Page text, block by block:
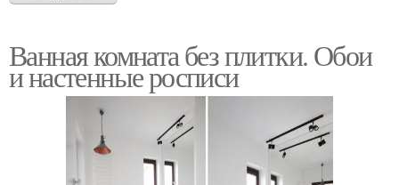
Ванная комната без плитки. Обои
и настенные росписи